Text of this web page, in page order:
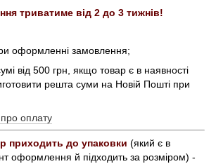
триватиме від 2 до 3 тижнів!
оформленні замовлення;
від 500 грн, якщо товар є в наявності
решта суми на Новій Пошті при
оплату
приходить до упаковки (який є в
оформлення й підходить за розміром) -